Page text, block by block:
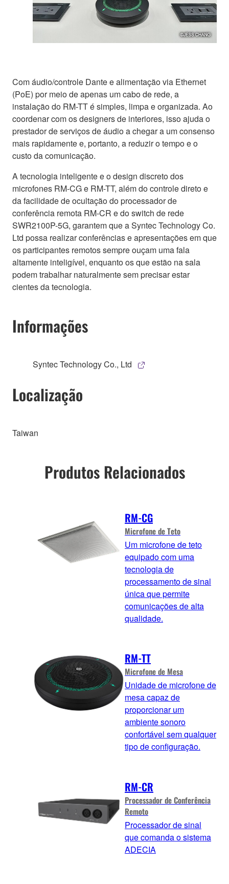
Com áudio/controle Dante e alimentação via Ethernet
(PoE) por meio de apenas um cabo de rede, a
instalação do RM-TT é simples, limpa e organizada. Ao
coordenar com os designers de interiores, isso ajuda o
prestador de serviços de áudio a chegar a um consenso
mais rapidamente e, portanto, a reduzir o tempo e o
custo da comunicação.
A tecnologia inteligente e o design discreto dos
microfones RM-CG e RM-TT, além do controle direto e
da facilidade de ocultação do processador de
conferência remota RM-CR e do switch de rede
SWR2100P-5G, garantem que a Syntec Technology Co.
Ltd possa realizar conferências e apresentações em que
os participantes remotos sempre ouçam uma fala
altamente inteligível, enquanto os que estão na sala
podem trabalhar naturalmente sem precisar estar
cientes da tecnologia.
Informações
Syntec Technology Co., Ltd
Localização
Taiwan
Produtos Relacionados
RM-CG
Microfone de Teto
Um microfone de teto
equipado com uma
tecnologia de
processamento de sinal
única que permite
comunicações de alta
qualidade.
RM-TT
Microfone de Mesa
Unidade de microfone de
mesa capaz de
proporcionar um
ambiente sonoro
confortável sem qualquer
tipo de configuração.
RM-CR
Processador de Conferência
Remoto
Processador de sinal
que comanda o sistema
ADECIA